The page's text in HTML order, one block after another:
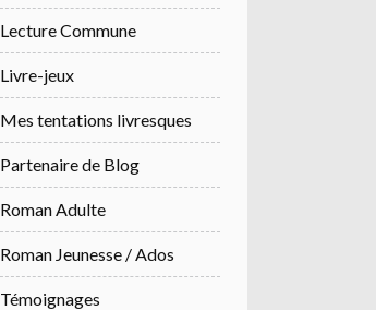
Lecture Commune
Livre-jeux
Mes tentations livresques
Partenaire de Blog
Roman Adulte
Roman Jeunesse / Ados
Témoignages